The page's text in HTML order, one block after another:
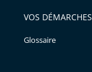
VOS DÉMARCHES
Glossaire